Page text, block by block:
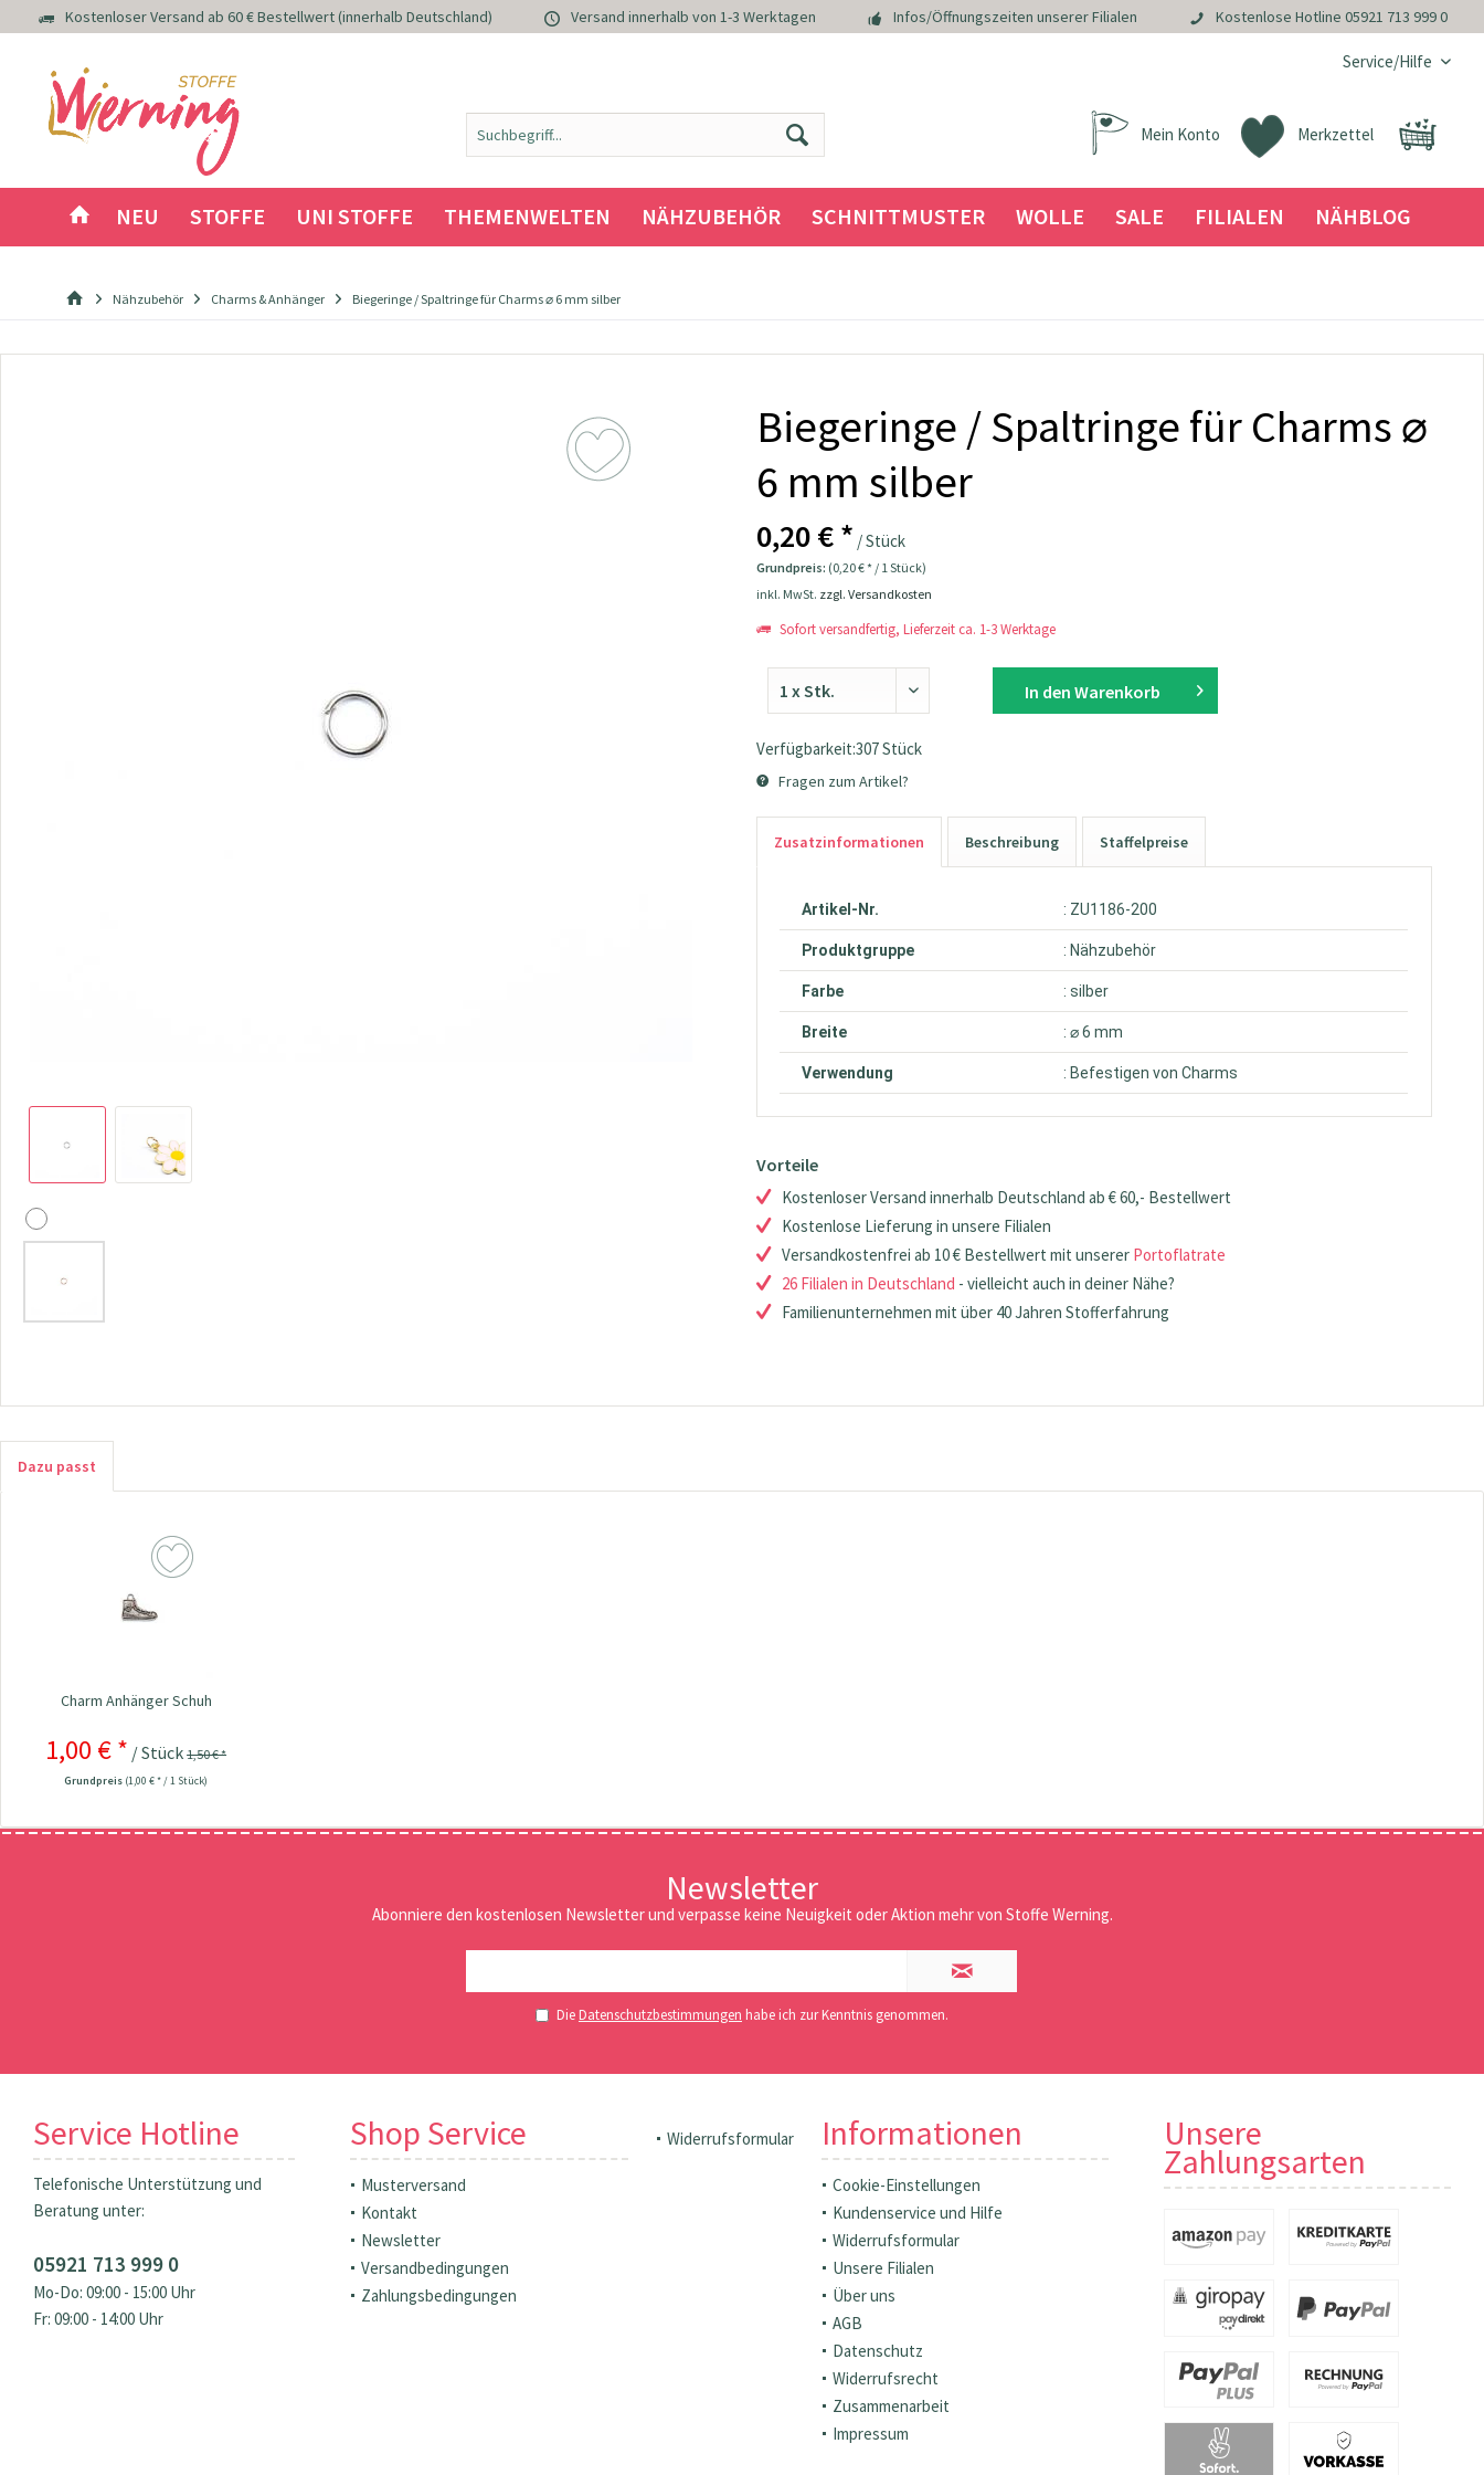
Kostenloser Versand ab 60 € Bestellwert (innerhalb Deutschland) Versand innerhalb von 1-3 Werktagen Infos/Öffnungszeiten unserer Filialen Kostenlose Hotline 05921 713 999 0
Service/Hilfe
Merkzettel
Mein Konto
NEU STOFFE UNI STOFFE THEMENWELTEN NÄHZUBEHÖR SCHNITTMUSTER WOLLE SALE FILIALEN NÄHBLOG
Nähzubehör Charms & Anhänger Biegeringe / Spaltringe für Charms ⌀ 6 mm silber
Biegeringe / Spaltringe für Charms ⌀
6 mm silber
0,20 € * / Stück
Grundpreis: (0,20 € * / 1 Stück)
inkl. MwSt. zzgl. Versandkosten
Sofort versandfertig, Lieferzeit ca. 1-3 Werktage
In den Warenkorb
Verfügbarkeit:307 Stück
Fragen zum Artikel?
Zusatzinformationen Beschreibung Staffelpreise
Artikel-Nr. : ZU1186-200
Produktgruppe : Nähzubehör
Farbe : silber
Breite : ⌀ 6 mm
Verwendung : Befestigen von Charms
Vorteile
Kostenloser Versand innerhalb Deutschland ab € 60,- Bestellwert
Kostenlose Lieferung in unsere Filialen
Versandkostenfrei ab 10 € Bestellwert mit unserer Portoflatrate
26 Filialen in Deutschland - vielleicht auch in deiner Nähe?
Familienunternehmen mit über 40 Jahren Stofferfahrung
Dazu passt
Charm Anhänger Schuh
1,00 € * / Stück1,50 € *
Grundpreis (1,00 € * / 1 Stück)
Newsletter
Abonniere den kostenlosen Newsletter und verpasse keine Neuigkeit oder Aktion mehr von Stoffe Werning.
DieDatenschutzbestimmungen habe ich zur Kenntnis genommen.
Service Hotline
Telefonische Unterstützung und
Beratung unter:
05921 713 999 0
Mo-Do: 09:00 - 15:00 Uhr
Fr: 09:00 - 14:00 Uhr
Shop Service
Musterversand
Kontakt
Newsletter
Versandbedingungen
Zahlungsbedingungen
Widerrufsformular Informationen
Cookie-Einstellungen
Kundenservice und Hilfe
Widerrufsformular
Unsere Filialen
Über uns
AGB
Datenschutz
Widerrufsrecht
Zusammenarbeit
Impressum
Unsere
Zahlungsarten